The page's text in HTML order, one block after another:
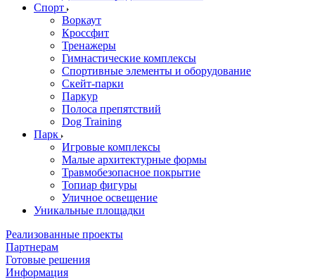
Спорт
Воркаут
Кроссфит
Тренажеры
Гимнастические комплексы
Спортивные элементы и оборудование
Скейт-парки
Паркур
Полоса препятствий
Dog Training
Парк
Игровые комплексы
Малые архитектурные формы
Травмобезопасное покрытие
Топиар фигуры
Уличное освещение
Уникальные площадки
Реализованные проекты
Партнерам
Готовые решения
Информация